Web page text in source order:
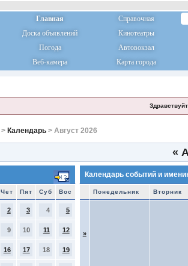
Главная
Справочная
Доска объявлений
Кинотеатры
Погода
Автовокзал
Веб-камера
Карта города
> Календарь> Август 2026
«
Чет Пят Суб Вос
2 3 4 5
9 10 11 12
16 17 18 19
Календарь событий и
Понедельник Вторник
»